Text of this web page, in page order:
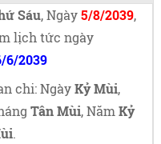
Sáu, Ngày5/8/2039,
lịch tức ngày
6/2039
chi: NgàyKỷ Mùi,
Tân Mùi, Năm Kỷ
.